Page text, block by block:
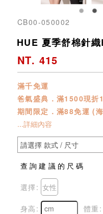
CB00-050002
HUE 夏季舒棉針
NT. 415
滿千免運
爸氣盛典．滿1500現折
期間限定．滿88免運 (
...詳細內容
查詢建議的尺碼
選擇: 女性
身高: 體重: